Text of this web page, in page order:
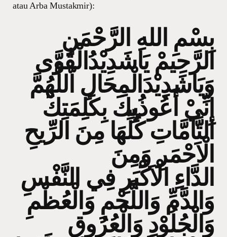
atau Arba Mustakmir):
بِسْمِ اللهِ الرَّحْمَنِ
الرَّحِيمْ يَاشَدِيْدُالْقُوَّى
وَيَاشَدِيْدَالْمِحَالِ اّللَّهُمَّ
إِنِّيْ أَعُوذُبِكَ بِكَلِمَتِكَ
التَّّآمَّاتِ كُلِّهَا مِنَ الرِّيحِ
الْاَحْمَرِ وَمِنَ
الدَّاءِ الْاَكْبَرِ فِي النَّفْسِ
وَالدَّمِّ وَاللَّحْمِ وَالْعُظْمِ
وَالْْجُلُوْدِ وَالْعُرُوقِ